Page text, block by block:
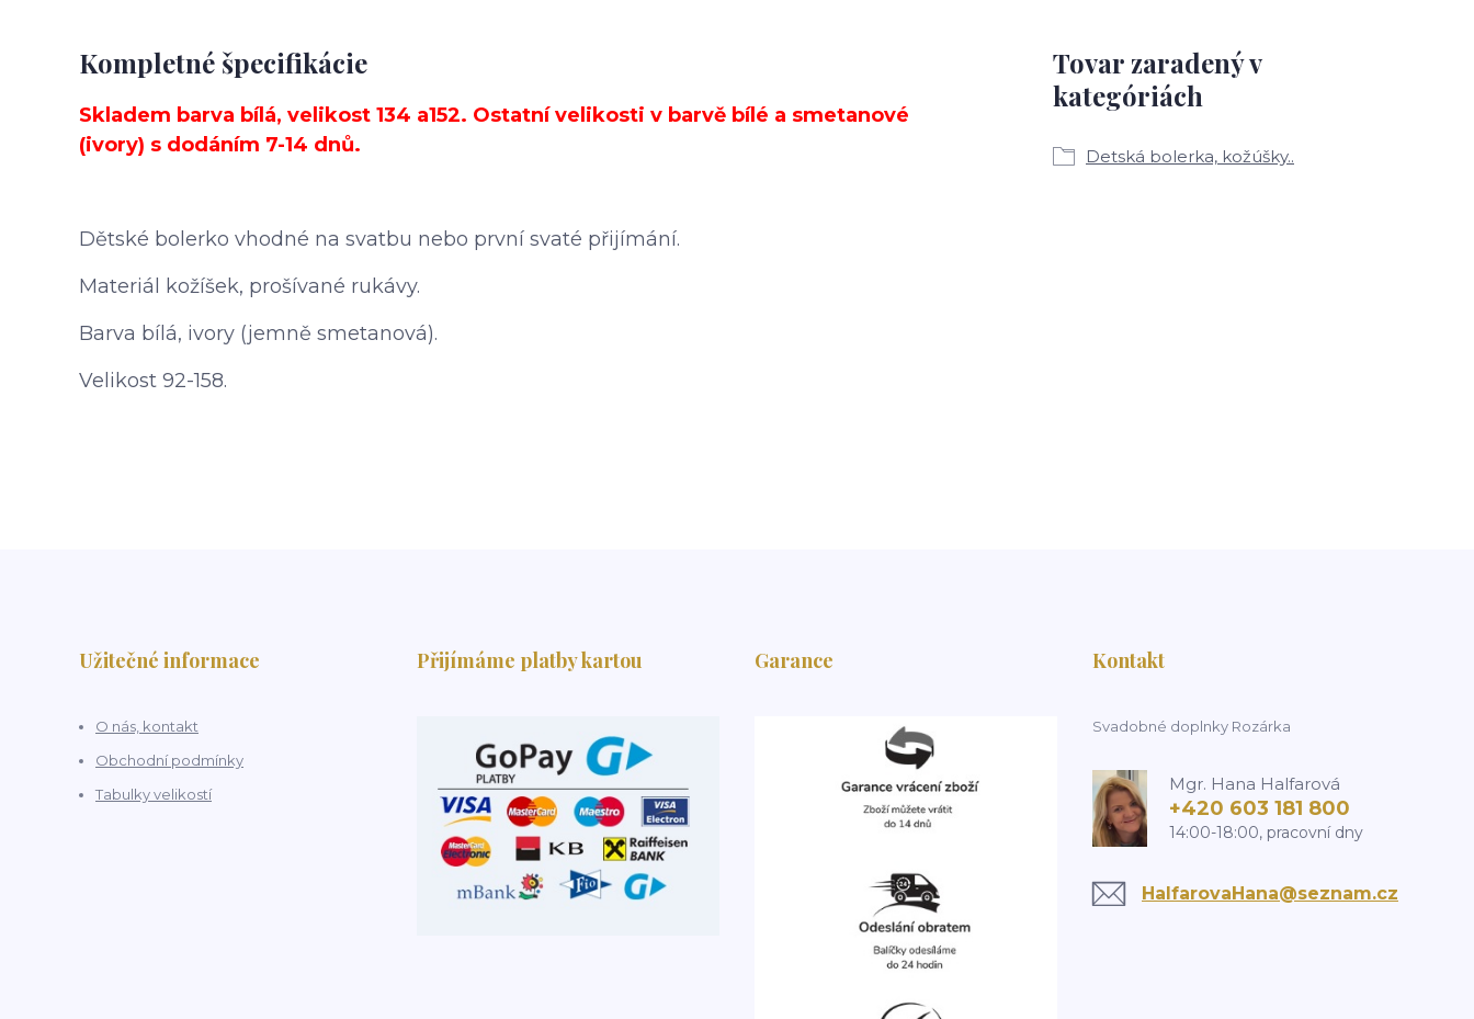
Kompletné špecifikácie
Skladem barva bílá, velikost 134 a152. Ostatní velikosti v barvě bílé a smetanové
(ivory) s dodáním 7-14 dnů.
Dětské bolerko vhodné na svatbu nebo první svaté přijímání.
Materiál kožíšek, prošívané rukávy.
Barva bílá, ivory (jemně smetanová).
Velikost 92-158.
Tovar zaradený v
kategóriách
Detská bolerka, kožúšky..
Užitečné informace
O nás, kontakt
Obchodní podmínky
Tabulky velikostí
Přijímáme platby kartou Garance Kontakt
Svadobné doplnky Rozárka
Mgr. Hana Halfarová
+420 603 181 800
14:00-18:00, pracovní dny
HalfarovaHana@seznam.cz